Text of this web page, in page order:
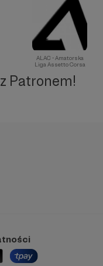
ALAC - Amatorska
Liga Assetto Corsa
Patronem!